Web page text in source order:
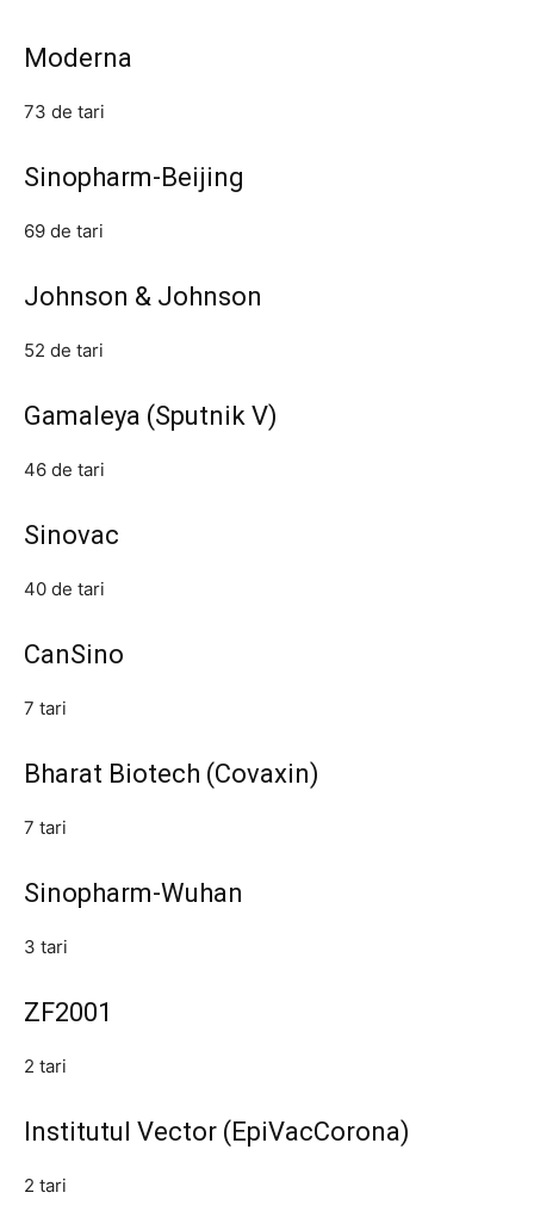
Moderna
73 de tari
Sinopharm-Beijing
69 de tari
Johnson & Johnson
52 de tari
Gamaleya (Sputnik V)
46 de tari
Sinovac
40 de tari
CanSino
7 tari
Bharat Biotech (Covaxin)
7 tari
Sinopharm-Wuhan
3 tari
ZF2001
2 tari
Institutul Vector (EpiVacCorona)
2 tari